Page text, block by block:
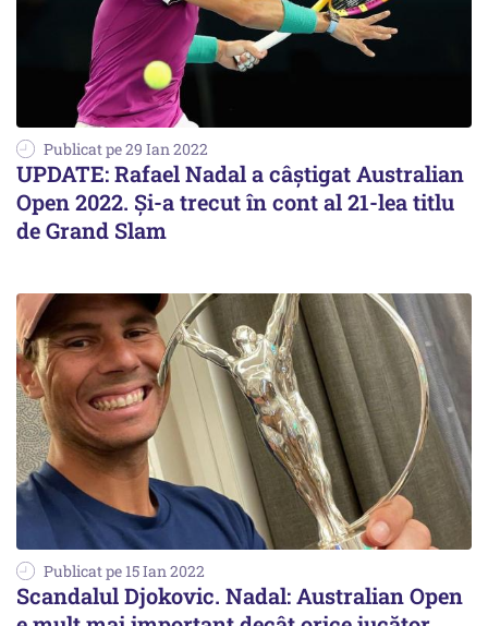
Publicat pe 29 Ian 2022
UPDATE: Rafael Nadal a câștigat Australian
Open 2022. Și-a trecut în cont al 21-lea titlu
de Grand Slam
Publicat pe 15 Ian 2022
Scandalul Djokovic. Nadal: Australian Open